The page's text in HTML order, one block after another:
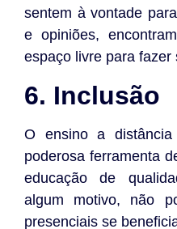
sentem à vontade
e opiniões,
espaço livre para fazer
6. Inclusão
O ensino a
poderosa ferramenta
educação de
algum motivo, não
presenciais se